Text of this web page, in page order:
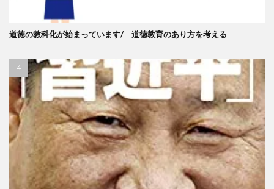
道徳の教科化が始まっています/ 道徳教育のあり方を考える